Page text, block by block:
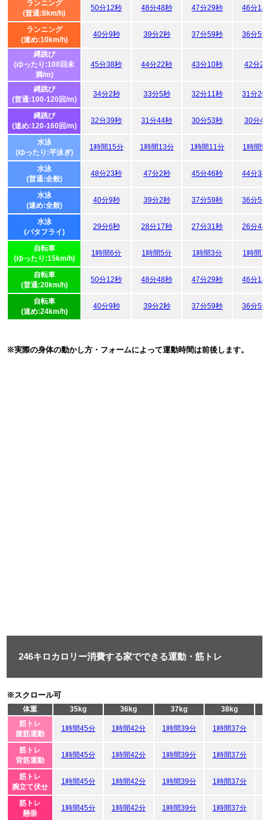
ランニング
(普通:8km/h)
50分12秒 48分48秒 47分29秒 46分14
ランニング
(速め:10km/h)
40分9秒 39分2秒 37分59秒 36分59
縄跳び
(ゆったり:100回未
満/m)
45分38秒 44分22秒 43分10秒 42分2
縄跳び
(普通:100-120回/m)
34分2秒 33分5秒 32分11秒 31分20
縄跳び
(速め:120-160回/m)
32分39秒 31分44秒 30分53秒 30分4
水泳
(ゆったり:平泳ぎ)
1時間15分 1時間13分 1時間11分 1時間9
水泳
(普通:全般)
48分23秒 47分2秒 45分46秒 44分34
水泳
(速め:全般)
40分9秒 39分2秒 37分59秒 36分59
水泳
(バタフライ)
29分6秒 28分17秒 27分31秒 26分48
自転車
(ゆったり:15km/h)
1時間6分 1時間5分 1時間3分 1時間1
自転車
(普通:20km/h)
50分12秒 48分48秒 47分29秒 46分14
自転車
(速め:24km/h)
40分9秒 39分2秒 37分59秒 36分59
※実際の身体の動かし方・フォームによって運動時間は前後します。
246キロカロリー消費する家でできる運動・筋トレ
※スクロール可
体重 35kg 36kg 37kg
38kg
筋トレ
腹筋運動
1時間45分 1時間42分 1時間39分 1時間37分
筋トレ
背筋運動
1時間45分 1時間42分 1時間39分 1時間37分
筋トレ
腕立て伏せ
1時間45分 1時間42分 1時間39分 1時間37分
筋トレ
懸垂
1時間45分 1時間42分 1時間39分 1時間37分